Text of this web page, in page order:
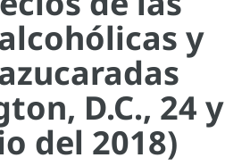
y
D.C., 24 y
del 2018)